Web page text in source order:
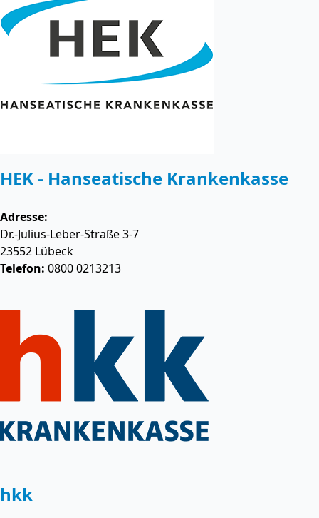
HEK - Hanseatische Krankenkasse
Adresse:
Dr.-Julius-Leber-Straße 3-7
23552 Lübeck
Telefon: 0800 0213213
hkk